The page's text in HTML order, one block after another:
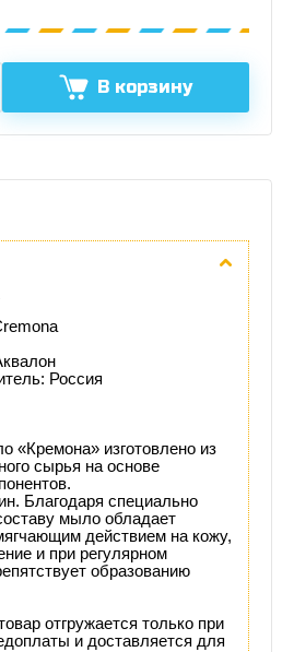
В корзину
Россия
«Кремона» изготовлено из
сырья на основе
Благодаря специально
мыло обладает
действием на кожу,
и при регулярном
образованию
отгружается только при
и доставляется для